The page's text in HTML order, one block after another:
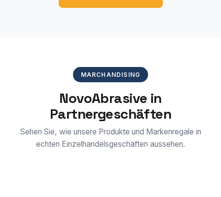
MARCHANDISING
NovoAbrasive in
Partnergeschäften
Sehen Sie, wie unsere Produkte und Markenregale in
echten Einzelhandelsgeschäften aussehen.